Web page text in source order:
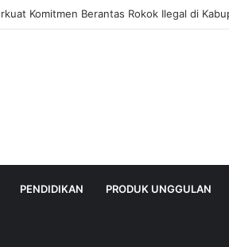
Komitmen Berantas Rokok Ilegal di
PENDIDIKAN PRODUK UNGGULAN